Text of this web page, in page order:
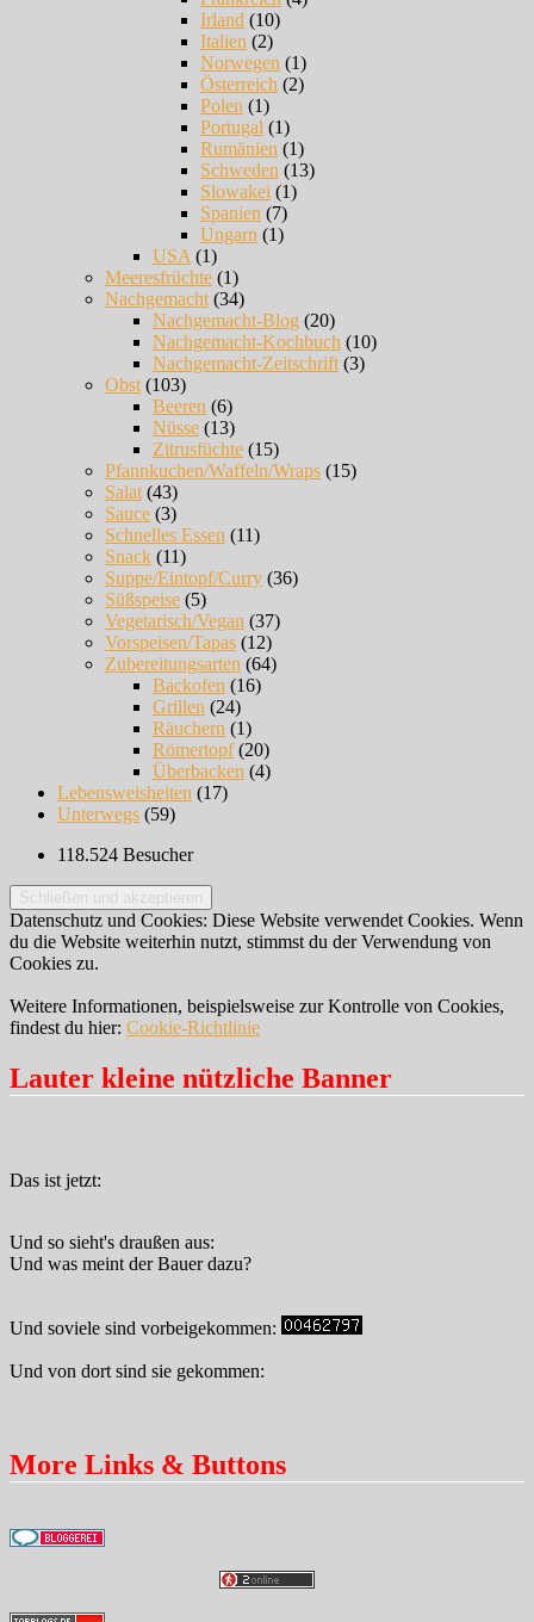
Irland (10)
Italien (2)
Norwegen (1)
Österreich (2)
Polen (1)
Portugal (1)
Rumänien (1)
Schweden (13)
Slowakei (1)
Spanien (7)
Ungarn (1)
USA (1)
Meeresfrüchte (1)
Nachgemacht (34)
Nachgemacht-Blog (20)
Nachgemacht-Kochbuch (10)
Nachgemacht-Zeitschrift (3)
Obst (103)
Beeren (6)
Nüsse (13)
Zitrusfüchte (15)
Pfannkuchen/Waffeln/Wraps (15)
Salat (43)
Sauce (3)
Schnelles Essen (11)
Snack (11)
Suppe/Eintopf/Curry (36)
Süßspeise (5)
Vegetarisch/Vegan (37)
Vorspeisen/Tapas (12)
Zubereitungsarten (64)
Backofen (16)
Grillen (24)
Räuchern (1)
Römertopf(20)
Überbacken (4)
Lebensweisheiten (17)
Unterwegs (59)
118.524 Besucher
Datenschutz und Cookies: Diese Website verwendet Cookies. Wenn
du die Website weiterhin nutzt, stimmst du der Verwendung von
Cookies zu.
Weitere Informationen, beispielsweise zur Kontrolle von Cookies,
findest du hier: Cookie-Richtlinie
Lauter kleine nützliche Banner
Das ist jetzt:
Und so sieht's draußen aus:
Und was meint der Bauer dazu?
Und soviele sind vorbeigekommen:
Und von dort sind sie gekommen:
More Links & Buttons